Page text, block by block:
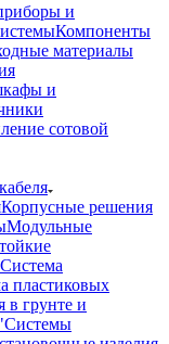
и
Компоненты
материалы
и
сотовой
Корпусные решения
Модульные
Система
пластиковых
в грунте и
Системы